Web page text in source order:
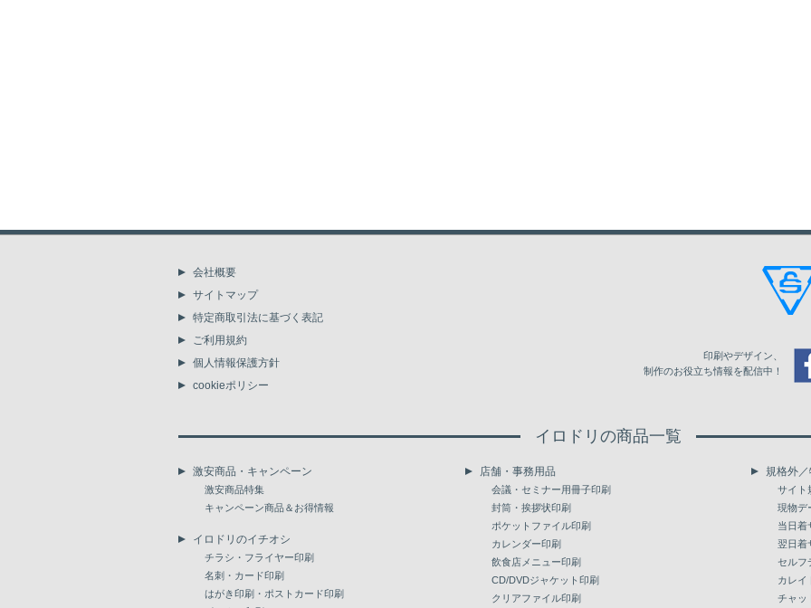
1,900 58,841 61,787 64,875
67,953
82,304
105,683 110,959
4,500 126,663 132,996 139,649
5,000 139,660 153,975
会社概要
サイトマップ
特定商取引法に基づく表記
ご利用規約
個人情報保護方針
cookieポリシー
印刷やデザイン、
制作のお役立ち情報を配信中！
イロドリの商品一覧
激安商品・キャンペーン
激安商品特集
キャンペーン商品＆お得情報
イロドリのイチオシ
チラシ・フライヤー印刷
名刺・カード印刷
はがき印刷・ポストカード印刷
店舗・事務用品
会議・セミナー用冊子印刷
封筒・挨拶状印刷
ポケットファイル印刷
カレンダー印刷
飲食店メニュー印刷
CD/DVDジャケット印刷
クリアファイル印刷
規格外
サイト
現物デ
当日着
翌日着
セルフ
カレイ
チャッ